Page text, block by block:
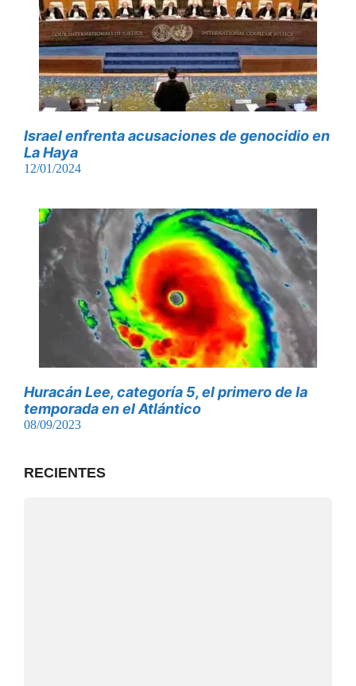
Israel enfrenta acusaciones de genocidio en
La Haya
12/01/2024
Huracán Lee, categoría 5, el primero de la
temporada en el Atlántico
08/09/2023
RECIENTES